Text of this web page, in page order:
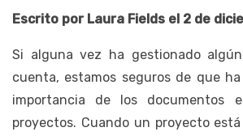
Escrito por Laura Fields el 2 de
Si alguna vez ha gestionado
cuenta, estamos seguros de que
importancia de los documentos
proyectos. Cuando un proyecto